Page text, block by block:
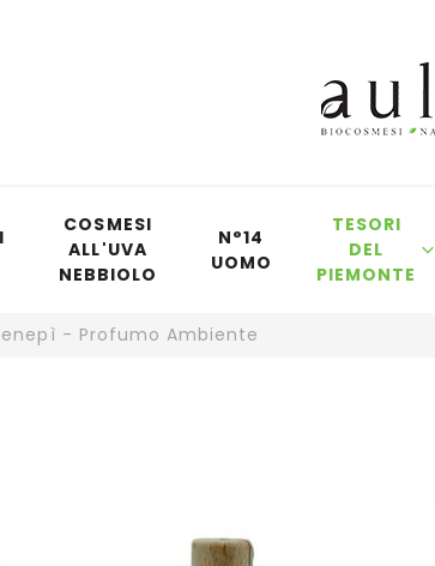
COSMESI
ALL'UVA
NEBBIOLO
N°14
UOMO
TESORI
DEL
PIEMONTE
- Profumo Ambiente